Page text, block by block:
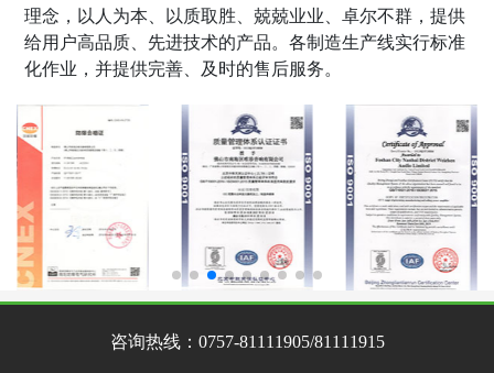
理念，以人为本、以质取胜、兢兢业业、卓尔不群，提供
给用户高品质、先进技术的产品。各制造生产线实行标准
化作业，并提供完善、及时的售后服务。
咨询热线： 0757-81111905/81111915